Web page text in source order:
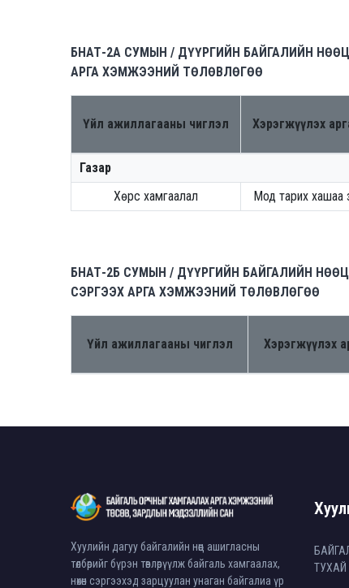
БНАТ-2A СУМЫН / ДҮҮРГИЙН БАЙГАЛИЙН
АРГА ХЭМЖЭЭНИЙ ТӨЛӨВЛӨГӨӨ
Үйл ажиллагааны чиглэл Хэрэгжүүлэх
Газар
Хөрс хамгаалал
Мод тарих хашаа
БНАТ-2Б СУМЫН / ДҮҮРГИЙН БАЙГАЛИЙН
СЭРГЭЭХ АРГА ХЭМЖЭЭНИЙ ТӨЛӨВЛӨГӨӨ
Үйл ажиллагааны чиглэл Хэрэгжүүлэх
Хуулийн дагуу байгалийн нөөц ашигласны
төлбөрийг бүрэн төвлөрүүлж байгаль хамгаалах,
нөхөн сэргээхэд зарцуулан унаган байгалиа үр
ТУХАЙ